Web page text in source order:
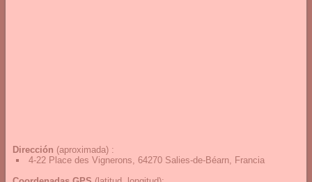
Dirección (aproximada) :
4-22 Place des Vignerons, 64270 Salies-de-Béarn, Francia